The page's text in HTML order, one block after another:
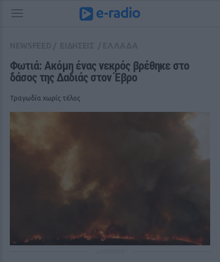
Φωτιά: Ακόμη ένας νεκρός βρέθηκε στο
δάσος της Δαδιάς στον Έβρο
Τραγωδία χωρίς τέλος